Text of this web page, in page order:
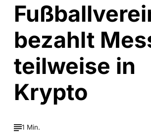
bezahlt
teilweise in
Krypto
1 Min.